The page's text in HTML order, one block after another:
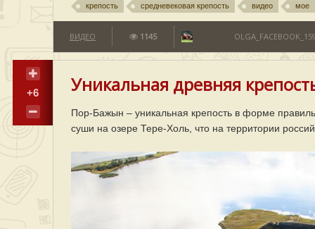
крепость средневековая крепость видео мое
ВИДЕО 1145
+6 Уникальная древняя
Пор-Бажын – уникальная крепость в форме
суши на озере Тере-Холь, что на территории